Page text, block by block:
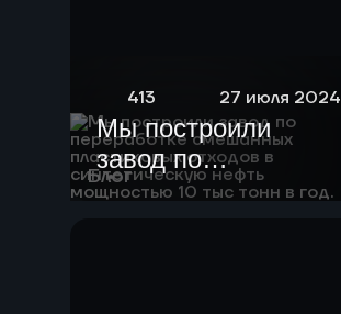
Блог
413 27 июля 2024
Мы построили
завод по
переработке